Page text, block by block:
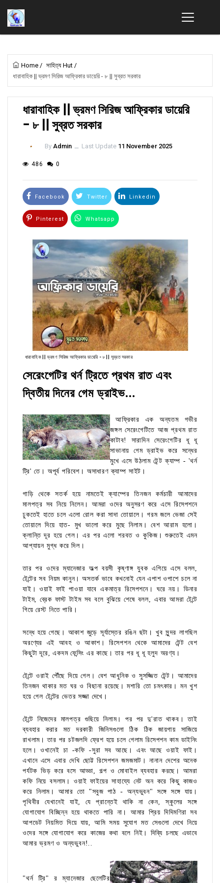
Home / সাহিত্য Hut /
ধারাবাহিক || ভ্রমণ সিরিজ আফ্রিকার ডায়েরি - ৮ || সুব্রত সরকার
ধারাবাহিক || ভ্রমণ সিরিজ আফ্রিকার ডায়েরি
- ৮ || সুব্রত সরকার
By Admin ــ Last Update 11 November 2025
486 0
Facebook Twitter Linkedin
Pinterest Whatsapp
ধারাবাহিক || ভ্রমণ সিরিজ আফ্রিকার ডায়েরি - ৮ || সুব্রত সরকার
সেরেংগেটির থর্ন ট্রিতে প্রথম রাত এবং
দ্বিতীয় দিনের গেম ড্রাইভ...
আফ্রিকার এক অন্যতম গভীর
জঙ্গল সেরেংগেটিতে আজ প্রথম রাত
কাটাব! সারাদিন সেরেংগেটির ধূ ধূ
সাভানায় গেম ড্রাইভ করে সন্ধের
মুখে এসে উঠলাম টেন্ট ক্যাম্প - 'থর্ন
ট্রি' তে। অপূর্ব পরিবেশ। অসাধারণ ক্যাম্প সাইট।
গাড়ি থেকে সতর্ক হয়ে নামতেই ক্যাম্পের তিনজন কর্মচারী আমাদের
মালপত্র সব নিয়ে নিলেন। আমরা ওদের অনুসরণ করে এসে রিসেপশনে
ঢুকতেই হাতে চলে এলো রোল করা সাদা তোয়ালে। গরম জলে ভেজা সেই
তোয়ালে দিয়ে হাত- মুখ ভালো করে মুছে নিলাম। বেশ আরাম হলো।
ক্লান্তি দূর হয়ে গেল। এর পর এলো শরবত ও কুকিজ। শুরুতেই এমন
আপ্যায়ন মুগ্ধ করে দিল।
তার পর ওদের ম্যানেজার অল্প বয়সী কৃষ্ণাঙ্গ যুবক এগিয়ে এসে বলল,
টেন্টের সব নিয়ম কানুন। অসতর্ক ভাবে কখনোই যেন এপাশ ওপাশে চলে না
যাই। ওয়াই ফাই পাওয়া যাবে একমাত্র রিসেপশনে। ঘরে নয়। ডিনার
টাইম, ব্রেক ফাস্ট টাইম সব বলে বুঝিয়ে শেষে বলল, এবার আমরা টেন্টে
গিয়ে রেস্ট নিতে পারি।
সন্ধে হয়ে গেছে। আকাশ জুড়ে সূর্যাস্তের রঙিন ছটা। খুব সুন্দর লাগছিল
অরণ্যের এই আবহ ও আকাশ। রিসেপশন থেকে আমাদের টেন্ট বেশ
কিছুটা দূরে, একদম ফেন্সিং এর কাছে। তার পর ধূ ধূ হলুদ অরণ্য।
টেন্টে ওরাই পৌঁছে দিয়ে গেল। বেশ আধুনিক ও সুসজ্জিত টেন্ট। আমাদের
তিনজন থাকার মত ঘর ও বিছানা রয়েছে। মশারি তো চমৎকার। মন খুশ
হয়ে গেল টেন্টের ভেতর সজ্জা দেখে।
টেন্টে নিজেদের মালপত্র গুছিয়ে নিলাম। পর পর দু'রাত থাকব। তাই
ব্যবহার করার মত দরকারী জিনিসগুলো ঠিক ঠিক জায়গায় সাজিয়ে
রাখলাম। তার পর চটজলদি ফ্রেশ হয়ে চলে গেলাম রিসেপশন কাম ডাইনিং
হলে। ওখানেই চা -কফি -সুরা সব আছে। এবং আছে ওয়াই ফাই।
এখানে এসে এবার দেখি ছোট্ট রিসেপশন জমজমাট। নানান দেশের অনেক
পর্যটক ভিড় করে বসে আড্ডা, গল্প ও মোবাইল ব্যবহার করছে। আমরা
কফি নিয়ে বসলাম। ওয়াই ফাইয়ের সাহায্যে নেট অন করে কিছু কাজও
করে নিলাম। আমার তো "সবুজ পাঠ - অন্যভুবন" সঙ্গে সঙ্গে যায়।
পৃথিবীর যেখানেই যাই, যে প্রান্তেই থাকি না কেন, স্কুলের সঙ্গে
যোগাযোগ বিচ্ছিন্ন হয়ে থাকতে পারি না। আমার প্রিয় দিদিমণিরা সব
আপডেট নিয়মিত দিয়ে যায়, আমি সময় সুযোগ মত সেগুলো দেখে নিয়ে
ওদের সঙ্গে যোগাযোগ করে কাজের কথা বলে নিই। দিব্যি চলছে এভাবে
আমার ভ্রমণ ও অন্যভুবন!..
"থর্ন ট্রি" র ম্যানেজার ছেলেটির